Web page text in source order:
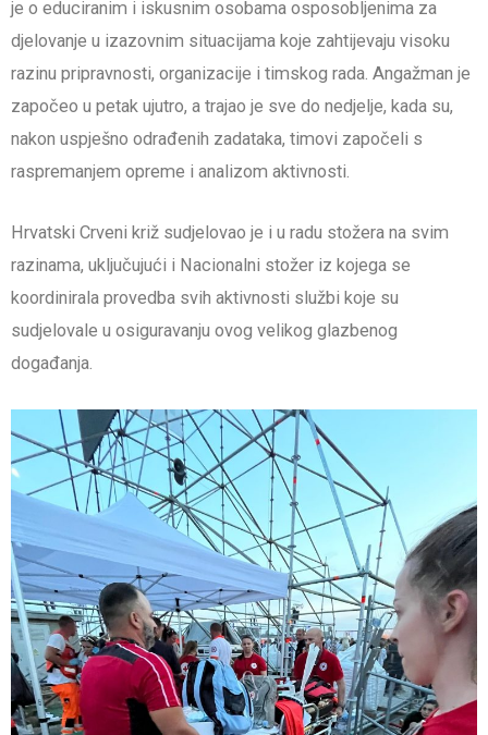
je o educiranim i iskusnim osobama osposobljenima za
djelovanje u izazovnim situacijama koje zahtijevaju visoku
razinu pripravnosti, organizacije i timskog rada. Angažman je
započeo u petak ujutro, a trajao je sve do nedjelje, kada su,
nakon uspješno odrađenih zadataka, timovi započeli s
raspremanjem opreme i analizom aktivnosti.
Hrvatski Crveni križ sudjelovao je i u radu stožera na svim
razinama, uključujući i Nacionalni stožer iz kojega se
koordinirala provedba svih aktivnosti službi koje su
sudjelovale u osiguravanju ovog velikog glazbenog
događanja.